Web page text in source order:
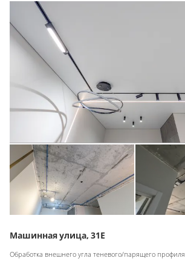
Машинная улица, 31Е
Обработка внешнего угла теневого/парящего профиля